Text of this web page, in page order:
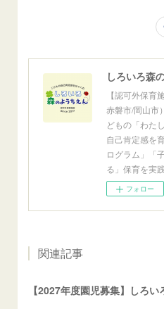
しろいろ森
【認可外保育
赤磐市/岡山市
どもの「わた
自己肯定感を
ログラム」「
る」保育を実
フォロー
関連記事